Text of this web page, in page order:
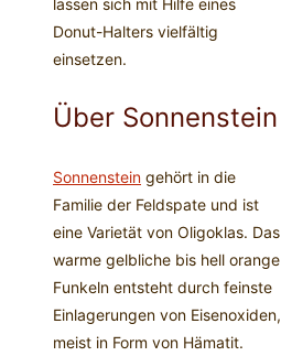
Donut-Halters vielfältig
einsetzen.
Über Sonnenstein
Sonnenstein gehört in die
Familie der Feldspate und ist
eine Varietät von Oligoklas. Das
warme gelbliche bis hell orange
Funkeln entsteht durch feinste
Einlagerungen von Eisenoxiden,
meist in Form von Hämatit.